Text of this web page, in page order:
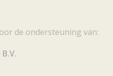
de ondersteuning van: